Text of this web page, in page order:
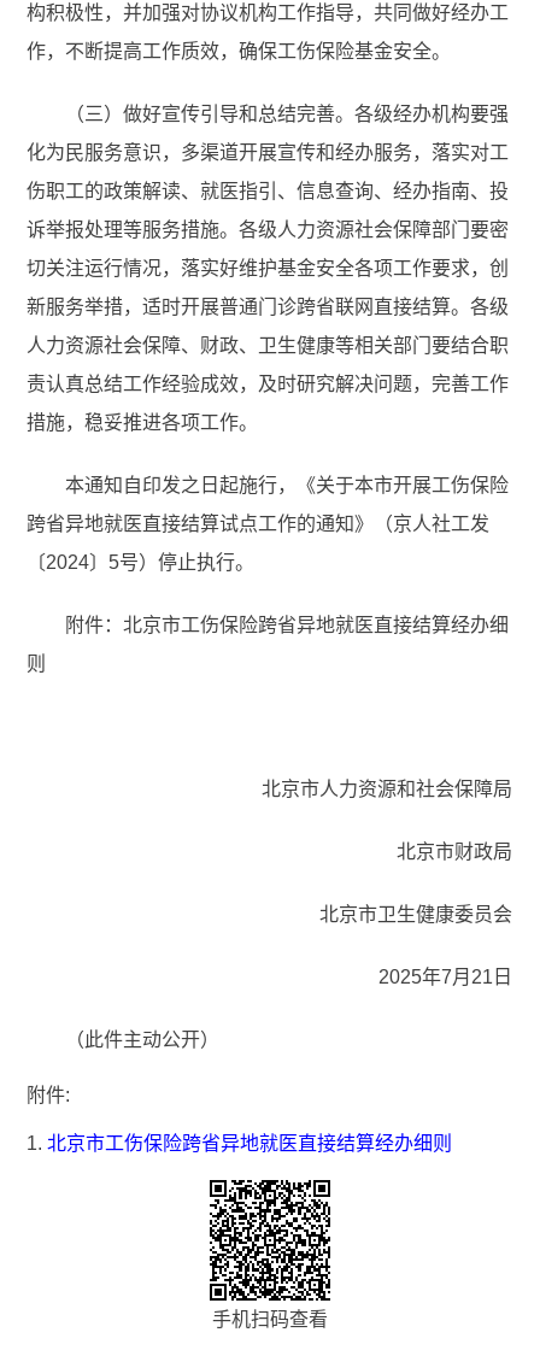
构积极性，并加强对协议机构工作指导，共同做好经办工
作，不断提高工作质效，确保工伤保险基金安全。
（三）做好宣传引导和总结完善。各级经办机构要强
化为民服务意识，多渠道开展宣传和经办服务，落实对工
伤职工的政策解读、就医指引、信息查询、经办指南、投
诉举报处理等服务措施。各级人力资源社会保障部门要密
切关注运行情况，落实好维护基金安全各项工作要求，创
新服务举措，适时开展普通门诊跨省联网直接结算。各级
人力资源社会保障、财政、卫生健康等相关部门要结合职
责认真总结工作经验成效，及时研究解决问题，完善工作
措施，稳妥推进各项工作。
本通知自印发之日起施行，《关于本市开展工伤保险
跨省异地就医直接结算试点工作的通知》（京人社工发
〔2024〕5号）停止执行。
附件：北京市工伤保险跨省异地就医直接结算经办细
则
北京市人力资源和社会保障局
北京市财政局
北京市卫生健康委员会
2025年7月21日
（此件主动公开）
附件:
1.北京市工伤保险跨省异地就医直接结算经办细则
手机扫码查看